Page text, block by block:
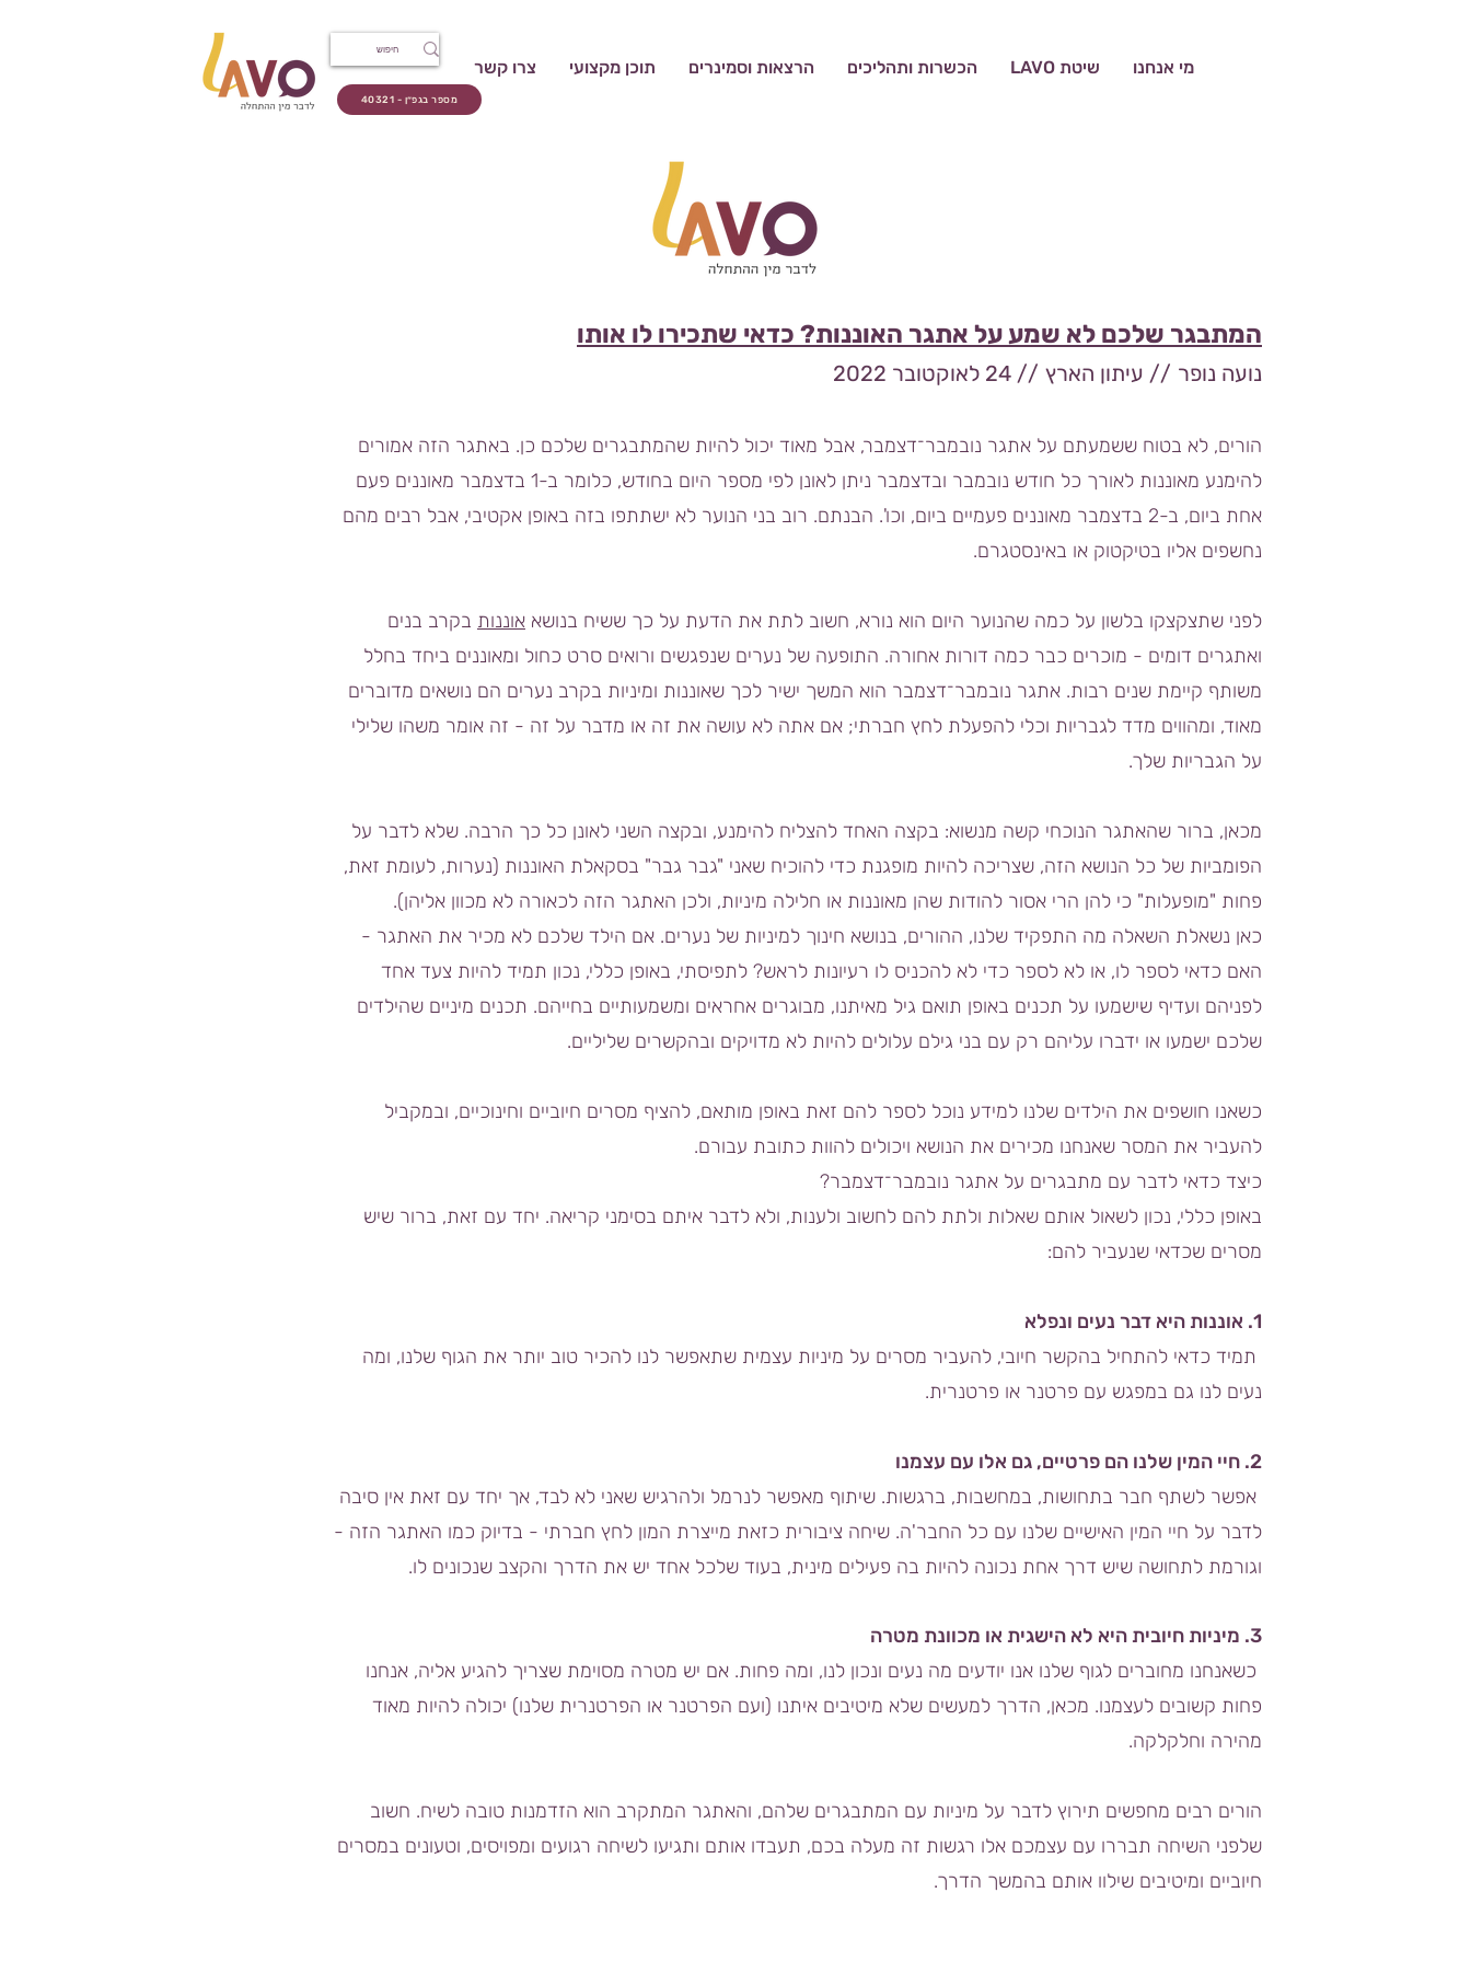
מי אנחנו שיטת LAVO הכשרות ותהליכים הרצאות וסמינרים תוכן מקצועי צרו קשר
מספר בגפ״ן - 40321
המתבגר שלכם לא שמע על אתגר האוננות? כדאי שתכירו לו אותו
נועה נופר // עיתון הארץ // 24 לאוקטובר
הורים, לא בטוח ששמעתם על אתגר נובמבר־דצמבר, אבל מאוד יכול להיות שהמתבגרים שלכם כן. באתגר הזה אמורים
להימנע מאוננות לאורך כל חודש נובמבר ובדצמבר ניתן לאונן לפי מספר היום בחודש, כלומר ב-1 בדצמבר מאוננים פעם
אחת ביום, ב-2 בדצמבר מאוננים פעמיים ביום, וכו'. הבנתם. רוב בני הנוער לא ישתתפו בזה באופן אקטיבי, אבל רבים מהם
נחשפים אליו בטיקטוק או באינסטגרם.
לפני שתצקצקו בלשון על כמה שהנוער היום הוא נורא, חשוב לתת את הדעת על כך ששיח בנושא אוננות בקרב בנים
ואתגרים דומים - מוכרים כבר כמה דורות אחורה. התופעה של נערים שנפגשים ורואים סרט כחול ומאוננים ביחד בחלל
משותף קיימת שנים רבות. אתגר נובמבר־דצמבר הוא המשך ישיר לכך שאוננות ומיניות בקרב נערים הם נושאים מדוברים
מאוד, ומהווים מדד לגבריות וכלי להפעלת לחץ חברתי; אם אתה לא עושה את זה או מדבר על זה - זה אומר משהו שלילי
על הגבריות שלך.
מכאן, ברור שהאתגר הנוכחי קשה מנשוא: בקצה האחד להצליח להימנע, ובקצה השני לאונן כל כך הרבה. שלא לדבר על
הפומביות של כל הנושא הזה, שצריכה להיות מופגנת כדי להוכיח שאני "גבר גבר" בסקאלת האוננות (נערות, לעומת זאת,
פחות "מופעלות" כי להן הרי אסור להודות שהן מאוננות או חלילה מיניות, ולכן האתגר הזה לכאורה לא מכוון אליהן).
כאן נשאלת השאלה מה התפקיד שלנו, ההורים, בנושא חינוך למיניות של נערים. אם הילד שלכם לא מכיר את האתגר -
האם כדאי לספר לו, או לא לספר כדי לא להכניס לו רעיונות לראש? לתפיסתי, באופן כללי, נכון תמיד להיות צעד אחד
לפניהם ועדיף שישמעו על תכנים באופן תואם גיל מאיתנו, מבוגרים אחראים ומשמעותיים בחייהם. תכנים מיניים שהילדים
שלכם ישמעו או ידברו עליהם רק עם בני גילם עלולים להיות לא מדויקים ובהקשרים שליליים.
כשאנו חושפים את הילדים שלנו למידע נוכל לספר להם זאת באופן מותאם, להציף מסרים חיוביים וחינוכיים, ובמקביל
להעביר את המסר שאנחנו מכירים את הנושא ויכולים להוות כתובת עבורם.
כיצד כדאי לדבר עם מתבגרים על אתגר נובמבר־דצמבר?
באופן כללי, נכון לשאול אותם שאלות ולתת להם לחשוב ולענות, ולא לדבר איתם בסימני קריאה. יחד עם זאת, ברור שיש
מסרים שכדאי שנעביר להם:
1. אוננות היא דבר נעים ונפלא
תמיד כדאי להתחיל בהקשר חיובי, להעביר מסרים על מיניות עצמית שתאפשר לנו להכיר טוב יותר את הגוף שלנו, ומה
נעים לנו גם במפגש עם פרטנר או פרטנרית.
2. חיי המין שלנו הם פרטיים, גם אלו עם עצמנו
אפשר לשתף חבר בתחושות, במחשבות, ברגשות. שיתוף מאפשר לנרמל ולהרגיש שאני לא לבד, אך יחד עם זאת אין סיבה
לדבר על חיי המין האישיים שלנו עם כל החבר'ה. שיחה ציבורית כזאת מייצרת המון לחץ חברתי - בדיוק כמו האתגר הזה -
וגורמת לתחושה שיש דרך אחת נכונה להיות בה פעילים מינית, בעוד שלכל אחד יש את הדרך והקצב שנכונים לו.
3. מיניות חיובית היא לא הישגית או מכוונת מטרה
כשאנחנו מחוברים לגוף שלנו אנו יודעים מה נעים ונכון לנו, ומה פחות. אם יש מטרה מסוימת שצריך להגיע אליה, אנחנו
פחות קשובים לעצמנו. מכאן, הדרך למעשים שלא מיטיבים איתנו (ועם הפרטנר או הפרטנרית שלנו) יכולה להיות מאוד
מהירה וחלקלקה.
הורים רבים מחפשים תירוץ לדבר על מיניות עם המתבגרים שלהם, והאתגר המתקרב הוא הזדמנות טובה לשיח. חשוב
שלפני השיחה תבררו עם עצמכם אלו רגשות זה מעלה בכם, תעבדו אותם ותגיעו לשיחה רגועים ומפויסים, וטעונים במסרים
חיוביים ומיטיבים שילוו אותם בהמשך הדרך.